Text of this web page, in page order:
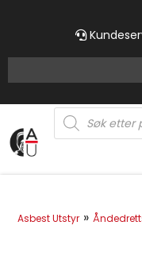
Products
search
Asbest Utstyr »